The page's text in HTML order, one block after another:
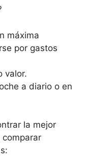
máxima
por gastos
valor.
a diario o en
la mejor